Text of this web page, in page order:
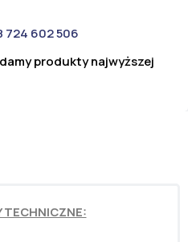
724 602 506
produkty najwyższej
TECHNICZNE: